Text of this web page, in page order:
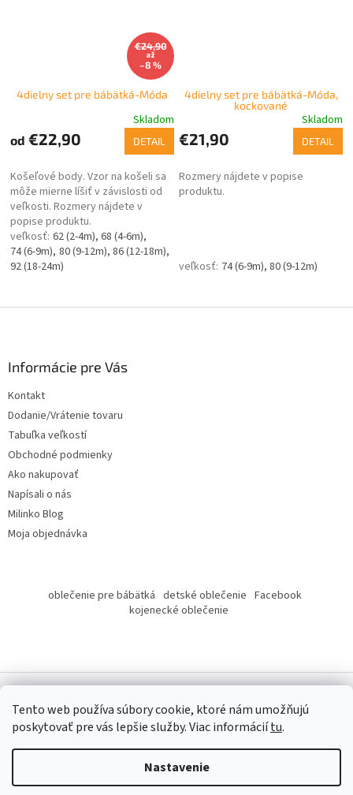
Tento web používa súbory cookie, ktoré nám umožňujú
poskytovať pre vás lepšie služby.Viac informáciítu.
Nastavenie
€24,90
až
–8 %
4dielny set pre bábätká-Móda
Skladom
od €22,90 DETAIL
Košeľové body. Vzor na košeli sa
môže mierne líšiť v závislosti od
veľkosti. Rozmery nájdete v
popise produktu.
62 (2-4m) 68 (4-6m)
74 (6-9m) 80 (9-12m) 86 (12-18m)
92 (18-24m)
4dielny set pre bábätká-Móda,
kockované
Skladom
€21,90 DETAIL
Rozmery nájdete v popise
produktu.
74 (6-9m) 80 (9-12m)
Informácie pre Vás
Kontakt
Dodanie/Vrátenie tovaru
Tabuľka veľkostí
Obchodné podmienky
Ako nakupovať
Napísali o nás
Milinko Blog
Moja objednávka
oblečenie pre bábätká detské oblečenie Facebook
kojenecké oblečenie
Copyright 2026Milinko oblečenie. Všetky práva vyhradené.